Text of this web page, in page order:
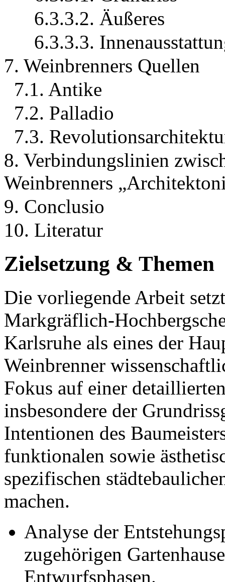
6.3.3.2. Äußeres
6.3.3.3.
7. Weinbrenners Quellen
7.1. Antike
7.2. Palladio
7.3.
8. Verbindungslinien
Weinbrenners
9. Conclusio
10. Literatur
Zielsetzung & Themen
Die vorliegende Arbeit
Markgräflich-
Karlsruhe als eines der
Weinbrenner
Fokus auf einer
insbesondere der
Intentionen des
funktionalen sowie
spezifischen
machen.
Analyse der
zugehörigen
Entwurfsphasen.